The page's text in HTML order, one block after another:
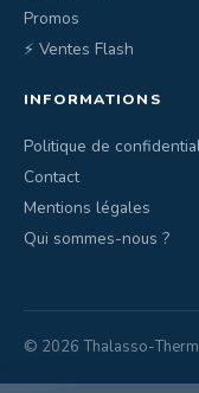
Promos
⚡ Ventes Flash
INFORMATIONS
Politique de
Contact
Mentions légales
Qui sommes-nous ?
© 2026 Thalasso-